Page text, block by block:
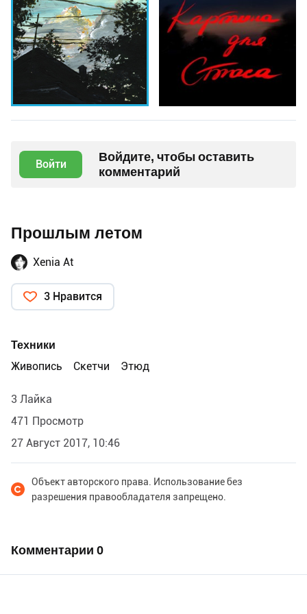
Войти
Войдите, чтобы оставить
комментарий
Прошлым летом
Xenia At
3 Нравится
Техники
Живопись
Скетчи Этюд
3 Лайка
471 Просмотр
27 Август 2017, 10:46
Объект авторского права. Использование без
разрешения правообладателя запрещено.
Комментарии 0